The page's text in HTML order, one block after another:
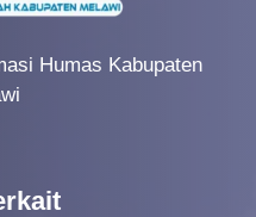
Humas Kabupaten